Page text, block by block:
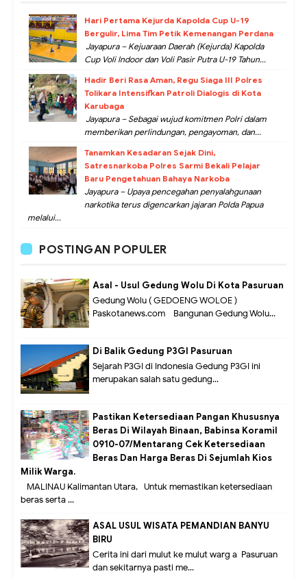
Hari Pertama Kejurda Kapolda Cup U-19
Bergulir, Lima Tim Petik Kemenangan Perdana
Jayapura – Kejuaraan Daerah (Kejurda) Kapolda
Cup Voli Indoor dan Voli Pasir Putra U-19 Tahun...
Hadir Beri Rasa Aman, Regu Siaga III Polres
Tolikara Intensifkan Patroli Dialogis di Kota
Karubaga
Jayapura – Sebagai wujud komitmen Polri dalam
memberikan perlindungan, pengayoman, dan...
Tanamkan Kesadaran Sejak Dini,
Satresnarkoba Polres Sarmi Bekali Pelajar
Baru Pengetahuan Bahaya Narkoba
Jayapura – Upaya pencegahan penyalahgunaan
narkotika terus digencarkan jajaran Polda Papua
melalui...
POSTINGAN POPULER
Asal - Usul Gedung Wolu Di Kota Pasuruan
Gedung Wolu ( GEDOENG WOLOE )
Paskotanews.com - Bangunan Gedung Wolu...
Di Balik Gedung P3GI Pasuruan
Sejarah P3GI di Indonesia Gedung P3GI ini
merupakan salah satu gedung...
Pastikan Ketersediaan Pangan Khususnya
Beras Di Wilayah Binaan, Babinsa Koramil
0910-07/Mentarang Cek Ketersediaan
Beras Dan Harga Beras Di Sejumlah Kios
Milik Warga.
MALINAU Kalimantan Utara,- Untuk memastikan ketersediaan
beras serta ...
ASAL USUL WISATA PEMANDIAN BANYU
BIRU
Cerita ini dari mulut ke mulut warg a Pasuruan
dan sekitarnya pasti me...